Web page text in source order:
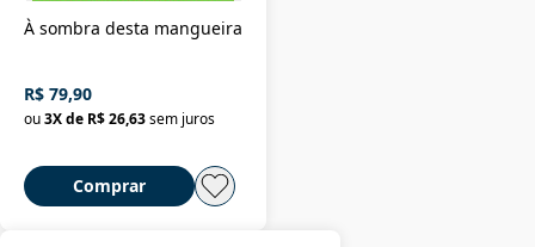
À sombra desta mangueira
R$ 79,90
ou3X de R$ 26,63sem juros
Comprar